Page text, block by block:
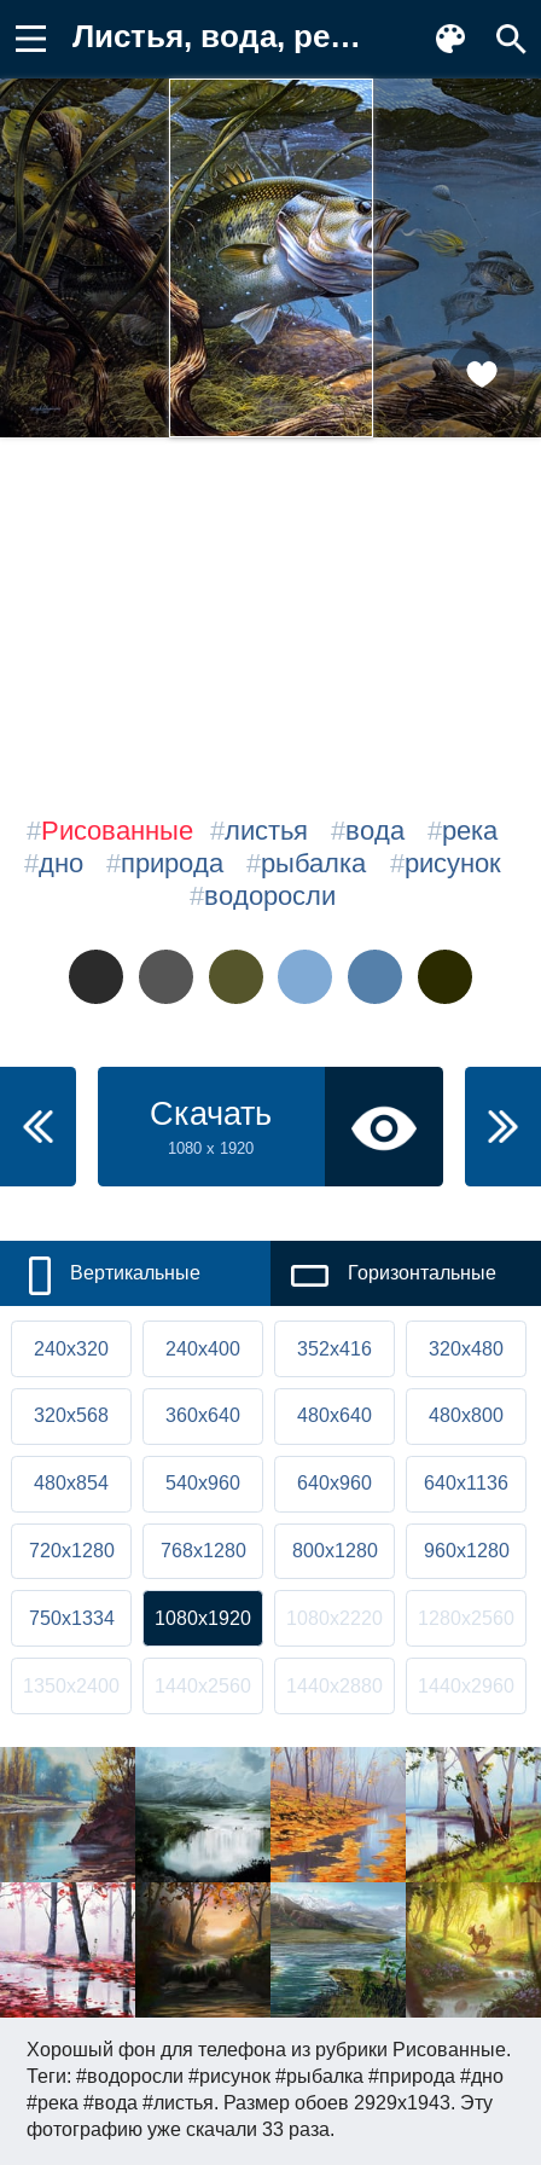
Листья, вода, река, дно, природа Фон для телефона
Хорошый фон для телефона из рубрики Рисованные.
Теги: #водоросли #рисунок #рыбалка #природа #дно
#река #вода #листья. Размер обоев 2929x1943. Эту
фотографию уже скачали 33 раза.
#Рисованные #листья #вода #река
#дно #природа #рыбалка #рисунок
#водоросли
Скачать
1080 x 1920
Вертикальные Горизонтальные
240x320 240x400 352x416 320x480
320x568 360x640 480x640 480x800
480x854 540x960 640x960 640x1136
720x1280 768x1280 800x1280 960x1280
750x1334 1080x1920 1080x2220 1280x2560
1350x2400 1440x2560 1440x2880 1440x2960